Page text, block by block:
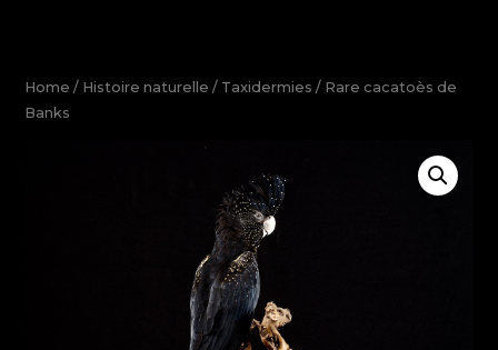
Home / Histoire naturelle / Taxidermies / Rare cacatoès de
Banks